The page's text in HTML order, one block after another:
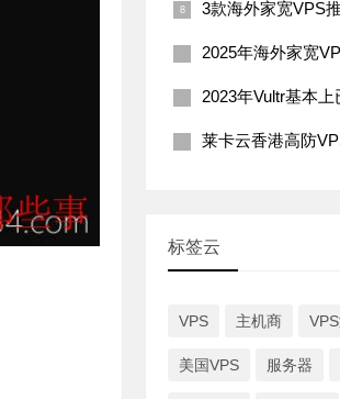
3款海外家宽VPS推
2025年海外家宽VPS
2023年Vultr基本上已经废
莱卡云香港高防VPS测评-
标签云
VPS 主机商
美国VPS 服务器